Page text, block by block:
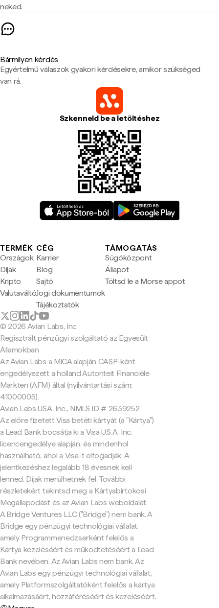
neked.
Bármilyen kérdés
Egyértelmű válaszok gyakori kérdésekre, amikor szükséged
van rá.
Szkenneld be a letöltéshez
TERMÉK
Országok
Díjak
Kripto
Valutaváltó
CÉG
Karrier
Blog
Sajtó
Jogi dokumentumok
Tájékoztatók
TÁMOGATÁS
Súgóközpont
Állapot
Töltsd le a Morse appot
© 2026 Avian Labs, Inc
Regisztrált pénzügyi szolgáltató az Egyesült
Államokban
Az Avian Labs a MiCA alapján CASP-ként
engedélyezett a holland Autoriteit Financiële
Markten (AFM) által (nyilvántartási szám:
41000005).
Avian Labs USA, Inc., NMLS ID # 2639252
Az előre fizetett Visa betéti kártyát (a "Kártya")
a Lead Bank bocsátja ki a Visa U.S.A. Inc.
licencengedélye alapján, és mindenhol
használható, ahol a Visa-t elfogadják. A
jelentkezéshez legalább 18 évesnek kell
lenned. Díjak merülhetnek fel. További
részletekért tekintsd meg a Kártyabirtokosi
Megállapodást és az Avian Labs weboldalát.
A Bridge Ventures LLC ("Bridge") nem bank. A
Bridge egy pénzügyi technológiai vállalat,
amely Programmenedzserként felelős a
Kártya kezeléséért és működtetéséért a Lead
Bank nevében. Az Avian Labs nem bank. Az
Avian Labs egy pénzügyi technológiai vállalat,
amely Platformszolgáltatóként felelős a kártya
alkalmazásáért, hozzáféréséért és kezeléséért.